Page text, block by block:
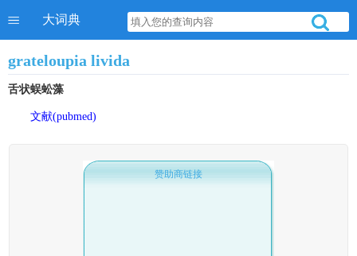
大词典
grateloupia livida
舌状蜈蚣藻
文献(pubmed)
赞助商链接